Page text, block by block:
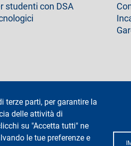
terze parti, per garantire la
delle attività di
su "Accetta tutti" ne
le tue preferenze e
studenti con DSA